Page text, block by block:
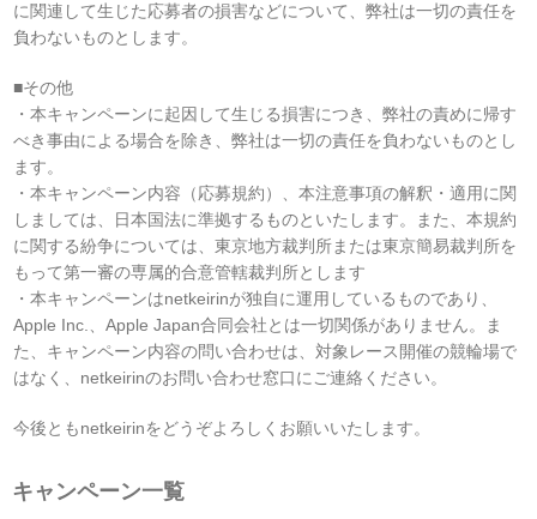
に関連して生じた応募者の損害などについて、弊社は一切の責任を
負わないものとします。
■その他
・本キャンペーンに起因して生じる損害につき、弊社の責めに帰す
べき事由による場合を除き、弊社は一切の責任を負わないものとし
ます。
・本キャンペーン内容（応募規約）、本注意事項の解釈・適用に関
しましては、日本国法に準拠するものといたします。また、本規約
に関する紛争については、東京地方裁判所または東京簡易裁判所を
もって第一審の専属的合意管轄裁判所とします
・本キャンペーンはnetkeirinが独自に運用しているものであり、
Apple Inc.、Apple Japan合同会社とは一切関係がありません。ま
た、キャンペーン内容の問い合わせは、対象レース開催の競輪場で
はなく、netkeirinのお問い合わせ窓口にご連絡ください。
今後ともnetkeirinをどうぞよろしくお願いいたします。
キャンペーン一覧